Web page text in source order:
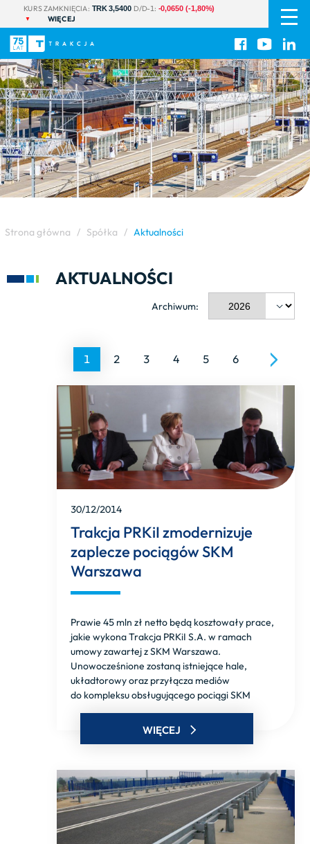
KURS ZAMKNIĘCIA: TRK 3,5400 D/D-1: -0,0650 (-1,80%)
WIĘCEJ
PL
EN
Strona główna / Spółka / Aktualności
AKTUALNOŚCI
Archiwum:
1 2 3 4 5 6
30/12/2014
Trakcja PRKiI zmodernizuje
zaplecze pociągów SKM
Warszawa
Prawie 45 mln zł netto będą kosztowały prace,
jakie wykona Trakcja PRKiI S.A. w ramach
umowy zawartej z SKM Warszawa.
Unowocześnione zostaną istniejące hale,
układtorowy oraz przyłącza mediów
do kompleksu obsługującego pociągi SKM
WIĘCEJ